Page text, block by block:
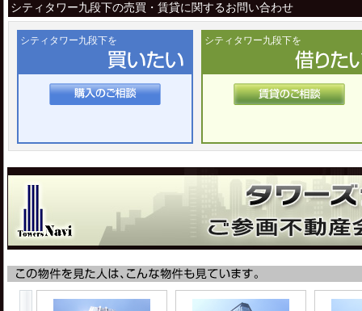
シティタワー九段下の売買・賃貸に関するお問い合わせ
シティタワー九段下を シティタワー九段下を